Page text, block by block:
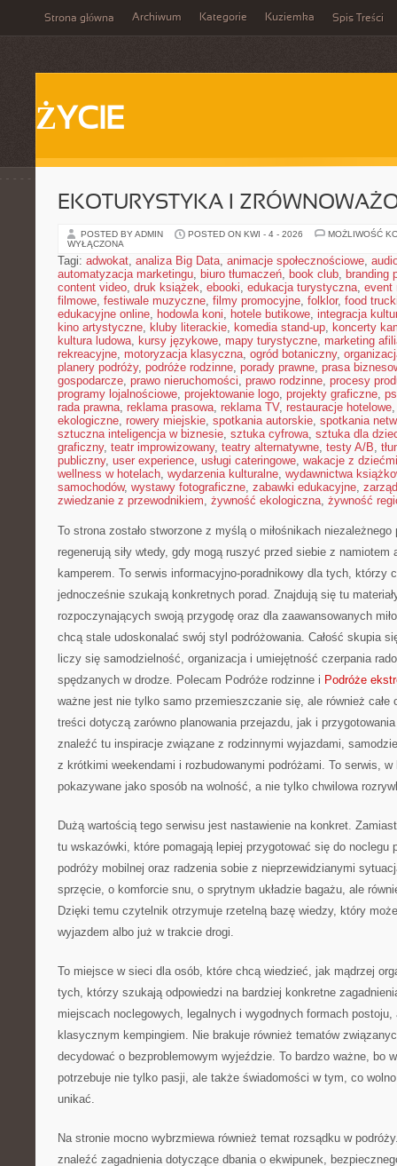
Strona główna Archiwum Kategorie Kuziemka Spis Treści
ŻYCIE
EKOTURYSTYKA I
POSTED BY ADMIN POSTED ON KWI - 4 - 2026
MOŻLIWOŚĆ
WYŁĄCZONA
Tagi: adwokat, analiza Big Data, animacje społecznościowe,
automatyzacja marketingu, biuro tłumaczeń, book club, branding
content video, druk książek, ebooki, edukacja turystyczna, event
filmowe, festiwale muzyczne, filmy promocyjne, folklor, food
edukacyjne online, hodowla koni, hotele butikowe, integracja
kino artystyczne, kluby literackie, komedia stand-up, koncerty
kultura ludowa, kursy językowe, mapy turystyczne, marketing
rekreacyjne, motoryzacja klasyczna, ogród botaniczny,
planery podróży, podróże rodzinne, porady prawne, prasa
gospodarcze, prawo nieruchomości, prawo rodzinne, procesy
programy lojalnościowe, projektowanie logo, projekty graficzne,
rada prawna, reklama prasowa, reklama TV, restauracje hotelowe
ekologiczne, rowery miejskie, spotkania autorskie, spotkania
sztuczna inteligencja w biznesie, sztuka cyfrowa, sztuka dla
graficzny, teatr improwizowany, teatry alternatywne, testy A/B,
publiczny, user experience, usługi cateringowe, wakacje z dziećmi
wellness w hotelach, wydarzenia kulturalne, wydawnictwa
samochodów, wystawy fotograficzne, zabawki edukacyjne,
zwiedzanie z przewodnikiem, żywność ekologiczna, żywność
To strona zostało stworzone z myślą o miłośnikach
regenerują siły wtedy, gdy mogą ruszyć przed siebie z namiotem
kamperem. To serwis informacyjno-poradnikowy dla tych, którzy
jednocześnie szukają konkretnych porad. Znajdują się tu
rozpoczynających swoją przygodę oraz dla zaawansowanych
chcą stale udoskonalać swój styl podróżowania. Całość skupia
liczy się samodzielność, organizacja i umiejętność czerpania
spędzanych w drodze. Polecam Podróże rodzinne i Podróże
ważne jest nie tylko samo przemieszczanie się, ale również całe
treści dotyczą zarówno planowania przejazdu, jak i
znaleźć tu inspiracje związane z rodzinnymi wyjazdami,
z krótkimi weekendami i rozbudowanymi podróżami. To serwis,
pokazywane jako sposób na wolność, a nie tylko chwilowa
Dużą wartością tego serwisu jest nastawienie na konkret.
tu wskazówki, które pomagają lepiej przygotować się do noclegu
podróży mobilnej oraz radzenia sobie z nieprzewidzianymi
sprzęcie, o komforcie snu, o sprytnym układzie bagażu, ale
Dzięki temu czytelnik otrzymuje rzetelną bazę wiedzy, który
wyjazdem albo już w trakcie drogi.
To miejsce w sieci dla osób, które chcą wiedzieć, jak mądrzej
tych, którzy szukają odpowiedzi na bardziej konkretne
miejscach noclegowych, legalnych i wygodnych formach
klasycznym kempingiem. Nie brakuje również tematów
decydować o bezproblemowym wyjeździe. To bardzo ważne, bo
potrzebuje nie tylko pasji, ale także świadomości w tym, co
unikać.
Na stronie mocno wybrzmiewa również temat rozsądku w
znaleźć zagadnienia dotyczące dbania o ekwipunek,